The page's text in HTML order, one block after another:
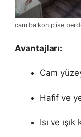
cam balkon plise
Avantajları:
Cam
Hafif ve
Isı ve